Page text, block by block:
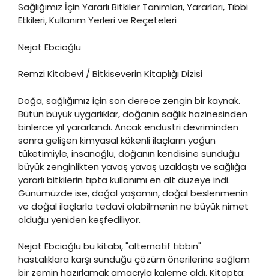
Sağlığımız İçin Yararlı Bitkiler Tanımları, Yararları, Tıbbi
Etkileri, Kullanım Yerleri ve Reçeteleri
Nejat Ebcioğlu
Remzi Kitabevi / Bitkiseverin Kitaplığı Dizisi
Doğa, sağlığımız için son derece zengin bir kaynak.
Bütün büyük uygarlıklar, doğanın sağlık hazinesinden
binlerce yıl yararlandı. Ancak endüstri devriminden
sonra gelişen kimyasal kökenli ilaçların yoğun
tüketimiyle, insanoğlu, doğanın kendisine sunduğu
büyük zenginlikten yavaş yavaş uzaklaştı ve sağlığa
yararlı bitkilerin tıpta kullanımı en alt düzeye indi.
Günümüzde ise, doğal yaşamın, doğal beslenmenin
ve doğal ilaçlarla tedavi olabilmenin ne büyük nimet
olduğu yeniden keşfediliyor.
Nejat Ebcioğlu bu kitabı, "alternatif tıbbın"
hastalıklara karşı sunduğu çözüm önerilerine sağlam
bir zemin hazırlamak amacıyla kaleme aldı. Kitapta: